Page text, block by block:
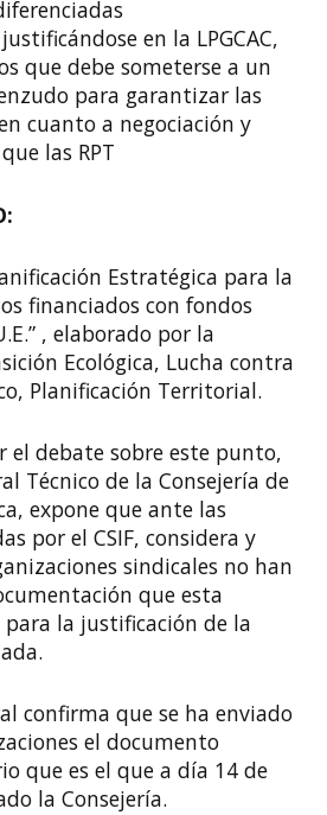
en la LPGCAC,
que debe someterse a un
para garantizar las
cuanto a negociación y
las RPT
Estratégica para la
financiados con fondos
, elaborado por la
Ecológica, Lucha contra
Planificación Territorial.
el debate sobre este punto,
Técnico de la Consejería de
expone que ante las
por el CSIF, considera y
sindicales no han
que esta
para la justificación de la
confirma que se ha enviado
el documento
que es el que a día 14 de
la Consejería.